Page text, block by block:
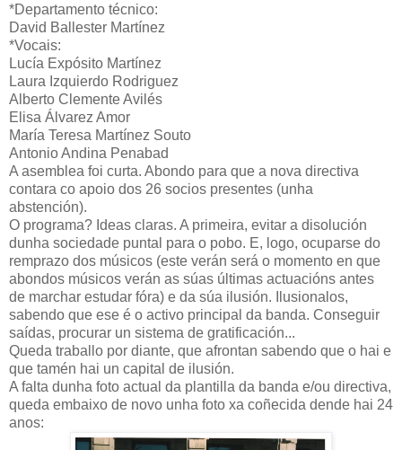
*Departamento técnico:
David Ballester Martínez
*Vocais:
Lucía Expósito Martínez
Laura Izquierdo Rodriguez
Alberto Clemente Avilés
Elisa Álvarez Amor
María Teresa Martínez Souto
Antonio Andina Penabad
A asemblea foi curta. Abondo para que a nova directiva
contara co apoio dos 26 socios presentes (unha
abstención).
O programa? Ideas claras. A primeira, evitar a disolución
dunha sociedade puntal para o pobo. E, logo, ocuparse do
remprazo dos músicos (este verán será o momento en que
abondos músicos verán as súas últimas actuacións antes
de marchar estudar fóra) e da súa ilusión. Ilusionalos,
sabendo que ese é o activo principal da banda. Conseguir
saídas, procurar un sistema de gratificación...
Queda traballo por diante, que afrontan sabendo que o hai e
que tamén hai un capital de ilusión.
A falta dunha foto actual da plantilla da banda e/ou directiva,
queda embaixo de novo unha foto xa coñecida dende hai 24
anos: